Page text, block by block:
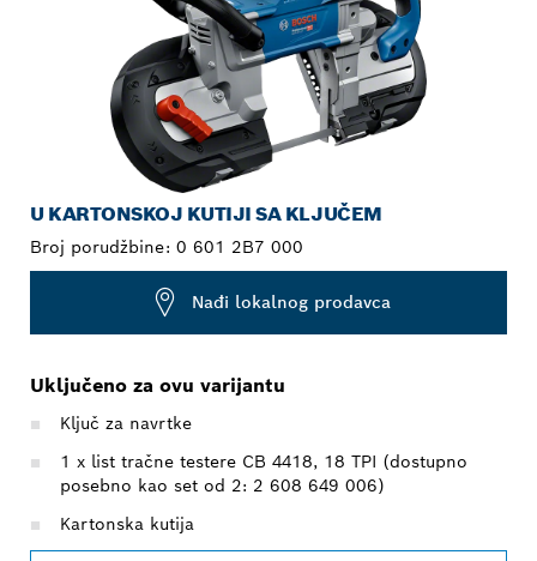
U KARTONSKOJ KUTIJI SA KLJUČEM
Broj porudžbine: 0 601 2B7 000
Nađi lokalnog prodavca
Uključeno za ovu varijantu
Ključ za navrtke
1 x list tračne testere CB 4418, 18 TPI (dostupno
posebno kao set od 2: 2 608 649 006)
Kartonska kutija